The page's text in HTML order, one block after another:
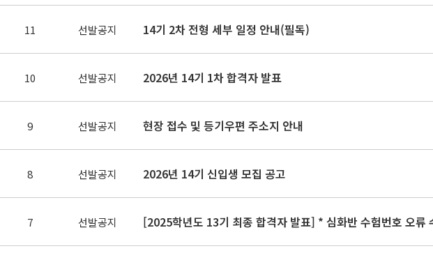
11 선발공지 14기 2차 전형 세부 일정 안내(필독)
10 선발공지 2026년 14기 1차 합격자 발표
9 선발공지 현장 접수 및 등기우편 주소지 안내
8 선발공지 2026년 14기 신입생 모집 공고
7 선발공지 [2025학년도 13기 최종 합격자 발표] * 심화반 수험번호 오류